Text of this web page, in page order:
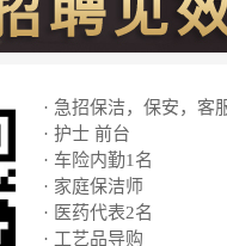
· 急招保洁，保安，客
· 护士 前台
· 车险内勤1名
· 家庭保洁师
· 医药代表2名
· 工艺品导购